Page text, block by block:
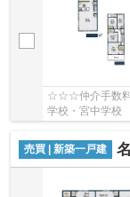
☆☆☆仲介手数料
学校・宮中学校
売買 | 新築一戸建 名